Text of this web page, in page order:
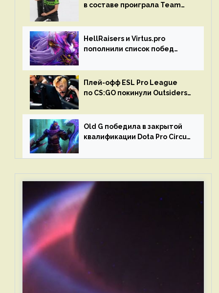
в составе проиграла Team
HellRaisers и Virtus.pro
пополнили список побед
Плей-офф ESL Pro League
по CS:GO покинули Outsiders
Old G победила в закрытой
квалификации Dota Pro Circuit